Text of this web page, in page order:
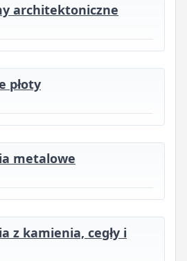
architektoniczne
płoty
metalowe
z kamienia, cegły i